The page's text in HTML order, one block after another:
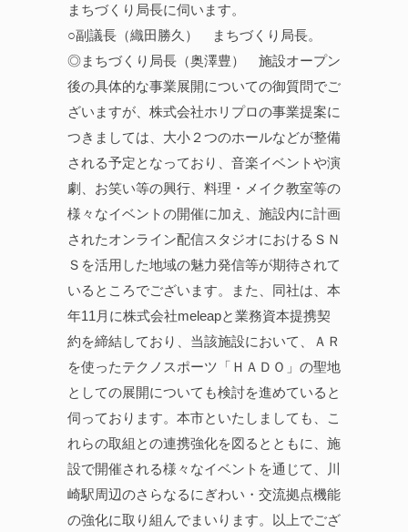
まちづくり局長に伺います。
○副議長（織田勝久） まちづくり局長。
◎まちづくり局長（奥澤豊） 施設オープン
後の具体的な事業展開についての御質問でご
ざいますが、株式会社ホリプロの事業提案に
つきましては、大小２つのホールなどが整備
される予定となっており、音楽イベントや演
劇、お笑い等の興行、料理・メイク教室等の
様々なイベントの開催に加え、施設内に計画
されたオンライン配信スタジオにおけるＳＮ
Ｓを活用した地域の魅力発信等が期待されて
いるところでございます。また、同社は、本
年11月に株式会社meleapと業務資本提携契
約を締結しており、当該施設において、ＡＲ
を使ったテクノスポーツ「ＨＡＤＯ」の聖地
としての展開についても検討を進めていると
伺っております。本市といたしましても、こ
れらの取組との連携強化を図るとともに、施
設で開催される様々なイベントを通じて、川
崎駅周辺のさらなるにぎわい・交流拠点機能
の強化に取り組んでまいります。以上でござ